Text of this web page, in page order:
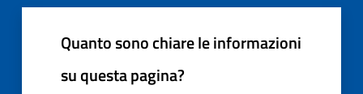
Quanto sono chiare le informazioni
su questa pagina?